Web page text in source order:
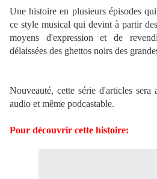
Une histoire en plusieurs épisodes
ce style musical qui devint à partir
moyens d'expression et de
délaissées des ghettos noirs des
Nouveauté, cette série d'articles sera
audio et même podcastable.
Pour découvrir cette histoire: